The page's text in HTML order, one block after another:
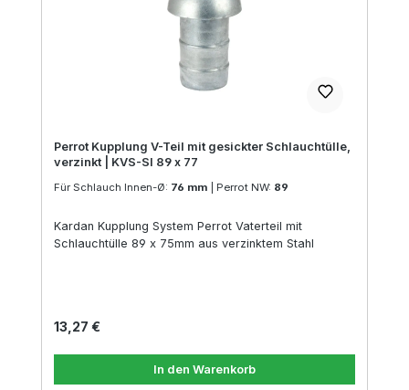
Perrot Kupplung V-Teil mit gesickter Schlauchtülle,
verzinkt | KVS-SI 89 x 77
Für Schlauch Innen-Ø: 76 mm Perrot NW: 89
Kardan Kupplung System Perrot Vaterteil mit
Schlauchtülle 89 x 75mm aus verzinktem Stahl
Regulärer Preis:
13,27 €
In den Warenkorb